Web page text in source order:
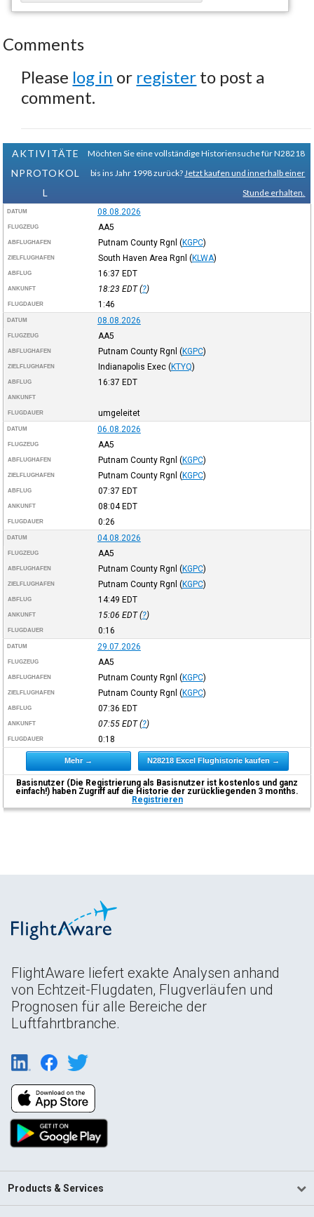
Comments
Please log in or register to post a
comment.
AKTIVITÄTE
NPROTOKOL
L
Möchten Sie eine vollständige Historiensuche für N28218
bis ins Jahr 1998 zurück? Jetzt kaufen und innerhalb einer
Stunde erhalten.
DATUM 08.08.2026
FLUGZEUG AA5
ABFLUGHAFEN Putnam County Rgnl (KGPC)
ZIELFLUGHAFEN South Haven Area Rgnl (KLWA)
ABFLUG 16:37 EDT
ANKUNFT 18:23 EDT(?)
FLUGDAUER 1:46
DATUM 08.08.2026
FLUGZEUG AA5
ABFLUGHAFEN Putnam County Rgnl (KGPC)
ZIELFLUGHAFEN Indianapolis Exec (KTYQ)
ABFLUG 16:37 EDT
ANKUNFT
FLUGDAUER umgeleitet
DATUM 06.08.2026
FLUGZEUG AA5
ABFLUGHAFEN Putnam County Rgnl (KGPC)
ZIELFLUGHAFEN Putnam County Rgnl (KGPC)
ABFLUG 07:37 EDT
ANKUNFT 08:04EDT
FLUGDAUER 0:26
DATUM 04.08.2026
FLUGZEUG AA5
ABFLUGHAFEN Putnam County Rgnl (KGPC)
ZIELFLUGHAFEN Putnam County Rgnl (KGPC)
ABFLUG 14:49 EDT
ANKUNFT 15:06 EDT(?)
FLUGDAUER 0:16
DATUM 29.07.2026
FLUGZEUG AA5
ABFLUGHAFEN Putnam County Rgnl (KGPC)
ZIELFLUGHAFEN Putnam County Rgnl (KGPC)
ABFLUG 07:36 EDT
ANKUNFT 07:55 EDT(?)
FLUGDAUER 0:18
Mehr → N28218 Excel Flughistorie kaufen →
Basisnutzer (Die Registrierung als Basisnutzer ist kostenlos und ganz
einfach!) haben Zugriff auf die Historie der zurückliegenden 3 months.
Registrieren
FlightAware liefert exakte Analysen anhand
von Echtzeit-Flugdaten, Flugverläufen und
Prognosen für alle Bereiche der
Luftfahrtbranche.
Products & Services